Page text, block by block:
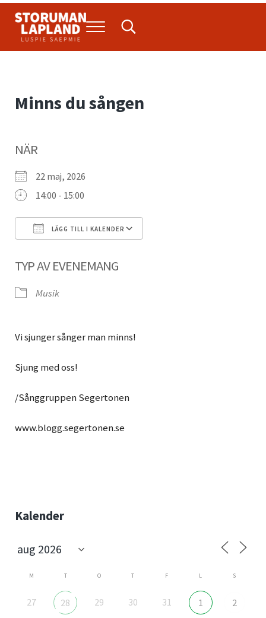
Storuman Lapland
Menu Search...
Minns du sången
NÄR
22 maj, 2026
14:00 - 15:00
LÄGG TILL I KALENDER
TYP AV EVENEMANG
Musik
Vi sjunger sånger man minns!
Sjung med oss!
/Sånggruppen Segertonen
www.blogg.segertonen.se
Sidebar
Kalender
M T O T F L S
27 28 29 30 31 1 2